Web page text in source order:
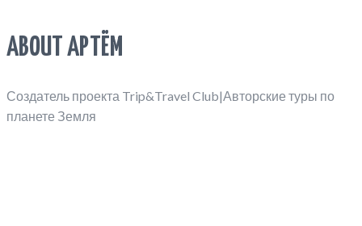
ABOUT АРТЁМ
Создатель проекта Trip&Travel Club|Авторские туры по
планете Земля